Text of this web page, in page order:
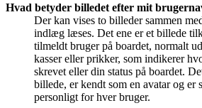
Hvad betyder billedet efter mit
Der kan vises to billeder sammen
indlæg læses. Det ene er et billede
tilmeldt bruger på boardet, normalt
kasser eller prikker, som indikerer
skrevet eller din status på boardet.
billede, er kendt som en avatar og
personligt for hver bruger.